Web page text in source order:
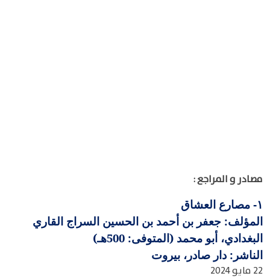
مصادر و المراجع :
١-
مصارع العشاق
المؤلف: جعفر بن أحمد بن الحسين السراج القاري
البغدادي، أبو محمد (المتوفى: 500هـ)
الناشر: دار صادر، بيروت
22 مايو 2024